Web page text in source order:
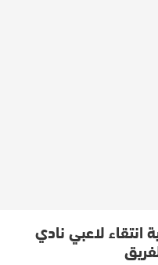
لاعبي نادي